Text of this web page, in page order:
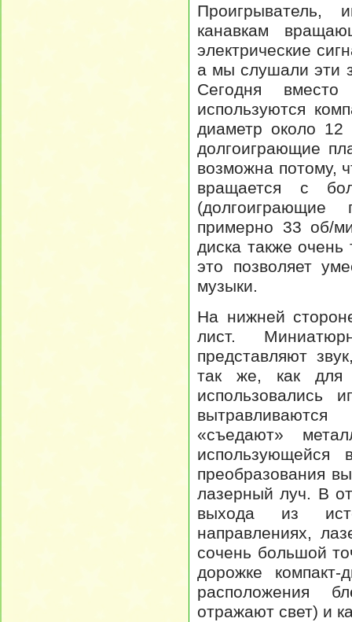
Проигрыватель,
канавкам
электрические
а мы слушали эти
Сегодня
используются
диаметр около
долгоиграющие
возможна потому,
вращается с
(долгоиграющие
примерно 33 об/
диска также очень
это позволяет
музыки.
На нижней
лист.
представляют
так же, как для
использовались
«съедают»
использующейся
преобразования
лазерный луч. В
выхода из
направлениях,
сочень большой
дорожке компакт-
расположения
отражают свет) и